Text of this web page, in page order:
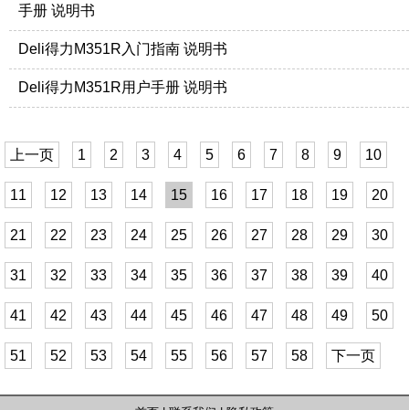
手册 说明书
Deli得力M351R入门指南 说明书
Deli得力M351R用户手册 说明书
上一页 1 2 3 4 5 6 7 8 9 10
11 12 13 14 15 16 17 18 19 20
21 22 23 24 25 26 27 28 29 30
31 32 33 34 35 36 37 38 39 40
41 42 43 44 45 46 47 48 49 50
51 52 53 54 55 56 57 58 下一页